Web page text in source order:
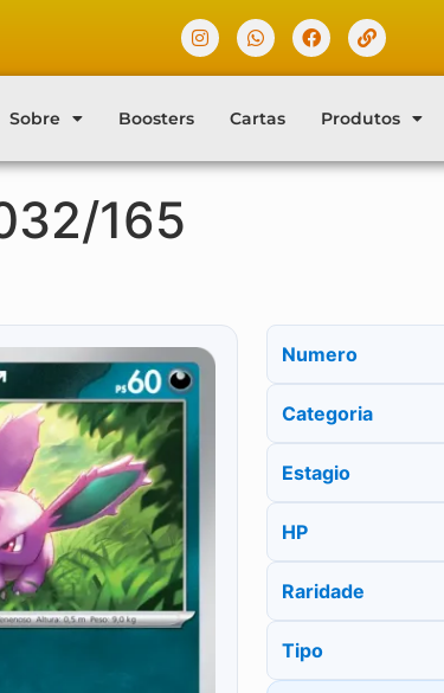
Sobre Boosters Cartas Produtos
165
Numero
Categoria
Estagio
HP
Raridade
Tipo